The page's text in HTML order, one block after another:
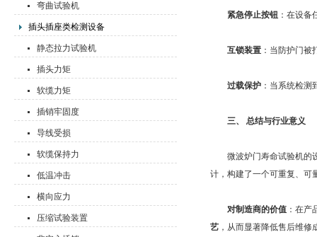
弯曲试验机
插头插座类检测设备
静态拉力试验机
插头力矩
软缆力矩
插销牢固度
导线受损
软缆保持力
低温冲击
横向应力
压缩试验装置
紧急停止按钮 ：在设备
互锁装置 ：当防护门
过载保护 ：当系统检
三、 总结与行业意义
微波炉门寿命试验机的设
计，构建了一个可重复、可
对制造商的价值 ：在
艺 ，从而显著降低售后维